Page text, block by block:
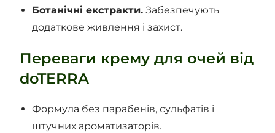
Ботанічні екстракти. Забезпечують
додаткове живлення і захист.
Переваги крему для очей від
doTERRA
Формула без парабенів, сульфатів і
штучних ароматизаторів.